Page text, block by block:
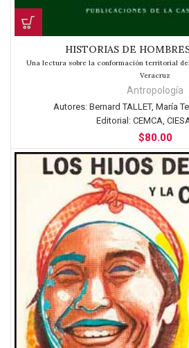
HISTORIAS DE
Una lectura sobre la conformación territorial
Veracruz
Antropología
Autores: Bernard TALLET, María
Editorial:CEMCA,
$80.00